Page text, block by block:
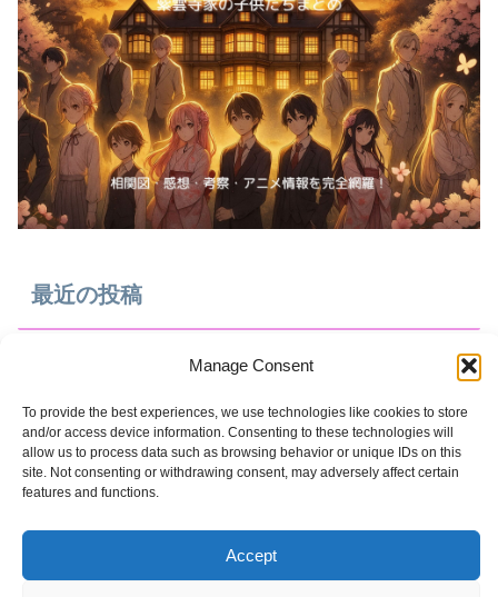
Manage Consent
To provide the best experiences, we use technologies like cookies to store
and/or access device information. Consenting to these technologies will
allow us to process data such as browsing behavior or unique IDs on this
site. Not consenting or withdrawing consent, may adversely affect certain
features and functions.
Accept
最近の投稿
『魔法少女リリカルなのは EXCEEDS Gun Blaze
Vengeance』アニメ化情報まとめ｜放送時期・キャス
ト・注目点を整理
【2026最新】お隣の天使様アニメ2期＆ゲーム化で描か